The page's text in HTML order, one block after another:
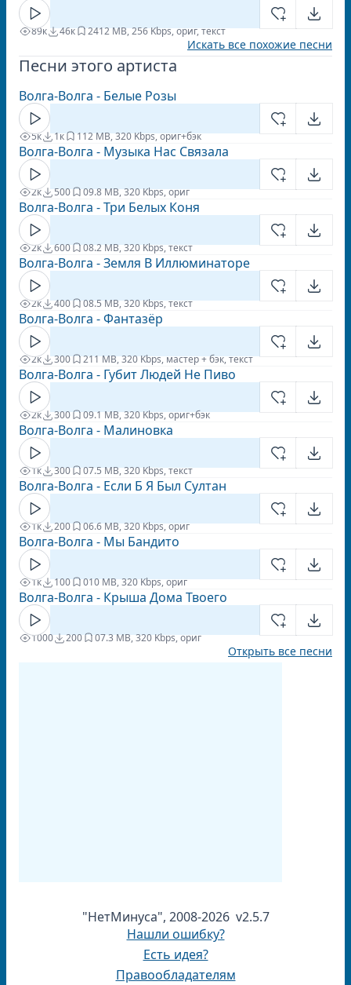
89к 46к 2412 MB, 256 Kbps, ориг, текст
Искать все похожие песни
Песни этого артиста
Волга-Волга - Белые Розы
5к 1к 112 MB, 320 Kbps, ориг+бэк
Волга-Волга - Музыка Нас Связала
2к 500 09.8 MB, 320 Kbps, ориг
Волга-Волга - Три Белых Коня
2к 600 08.2 MB, 320 Kbps, текст
Волга-Волга - Земля В Иллюминаторе
2к 400 08.5 MB, 320 Kbps, текст
Волга-Волга - Фантазёр
2к 300 211 MB, 320 Kbps, мастер + бэк, текст
Волга-Волга - Губит Людей Не Пиво
2к 300 09.1 MB, 320 Kbps, ориг+бэк
Волга-Волга - Малиновка
1к 300 07.5 MB, 320 Kbps, текст
Волга-Волга - Если Б Я Был Султан
1к 200 06.6 MB, 320 Kbps, ориг
Волга-Волга - Мы Бандито
1к 100 010 MB, 320 Kbps, ориг
Волга-Волга - Крыша Дома Твоего
1000 200 07.3 MB, 320 Kbps, ориг
Открыть все песни
"НетМинуса", 2008-2026 v2.5.7
Нашли ошибку?
Есть идея?
Правообладателям